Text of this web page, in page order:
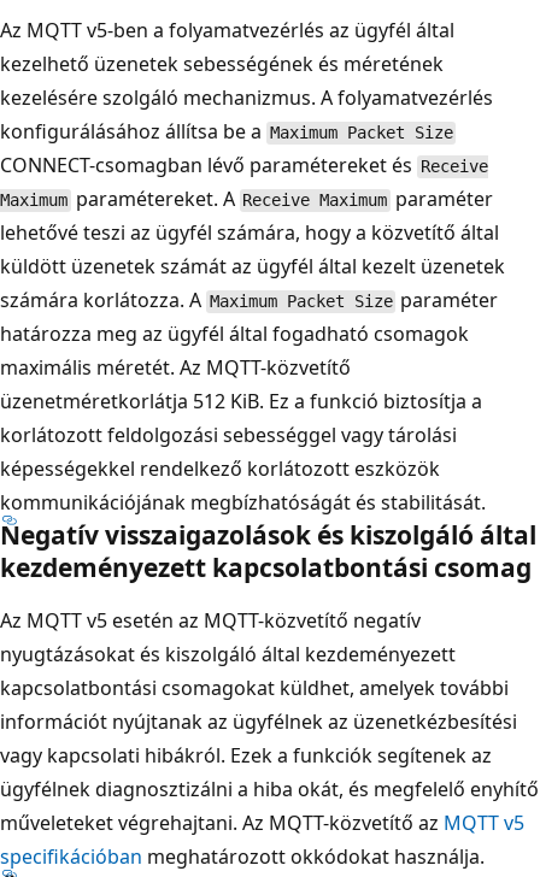
Az MQTT v5-ben a folyamatvezérlés az ügyfél által
kezelhető üzenetek sebességének és méretének
kezelésére szolgáló mechanizmus. A folyamatvezérlés
konfigurálásához állítsa be a Maximum Packet Size
CONNECT-csomagban lévő paramétereket és Receive
Maximum paramétereket. A Receive Maximum paraméter
lehetővé teszi az ügyfél számára, hogy a közvetítő által
küldött üzenetek számát az ügyfél által kezelt üzenetek
számára korlátozza. A Maximum Packet Size paraméter
határozza meg az ügyfél által fogadható csomagok
maximális méretét. Az MQTT-közvetítő
üzenetméretkorlátja 512 KiB. Ez a funkció biztosítja a
korlátozott feldolgozási sebességgel vagy tárolási
képességekkel rendelkező korlátozott eszközök
kommunikációjának megbízhatóságát és stabilitását.
Negatív visszaigazolások és kiszolgáló által
kezdeményezett kapcsolatbontási csomag
Az MQTT v5 esetén az MQTT-közvetítő negatív
nyugtázásokat és kiszolgáló által kezdeményezett
kapcsolatbontási csomagokat küldhet, amelyek további
információt nyújtanak az ügyfélnek az üzenetkézbesítési
vagy kapcsolati hibákról. Ezek a funkciók segítenek az
ügyfélnek diagnosztizálni a hiba okát, és megfelelő enyhítő
műveleteket végrehajtani. Az MQTT-közvetítő az MQTT v5
specifikációban meghatározott okkódokat használja.